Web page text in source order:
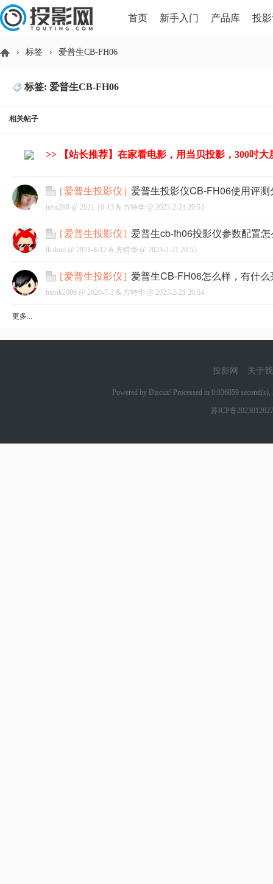
首页 新手入门 产品库 投
HDMI版本对比 导读
网
› 标签 › 爱普生CB-FH06
标签: 爱普生CB-FH06
相关帖子
>> 【站长推荐】在家看电影，用当贝投影，300吋
[爱普生投影仪] 爱普生投影仪CB-FH06使用评
mhx288 @ 2021-10-13 & 方特华 @ 2023-2-21 20:53
[爱普生投影仪] 爱普生cb-fh06投影仪参数配置
lknlonl @ 2021-8-12 & 方特华 @ 2023-2-21 20:55
[爱普生投影仪] 爱普生CB-FH06怎么样，有什
bxtok2006 @ 2020-7-3 & 方特华 @ 2023-2-21 20:54
更多...
投影网 关于
Powered by Discuz! Processed in 0.036859
苏ICP备